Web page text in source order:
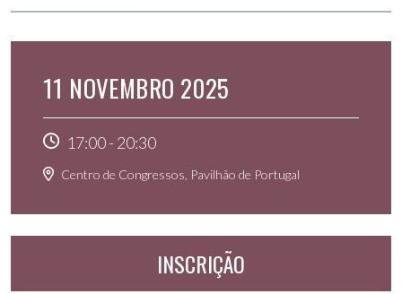
11 NOVEMBRO 2025
17:00- 20:30
Centro de Congressos, Pavilhão de Portugal
INSCRIÇÃO